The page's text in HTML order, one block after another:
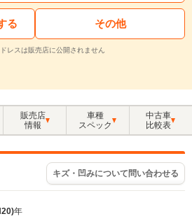
る その他
レスは販売店に公開されません
販売店
情報
車種
スペック
中古車
比較表
キズ・凹みについて問い合わせる
年